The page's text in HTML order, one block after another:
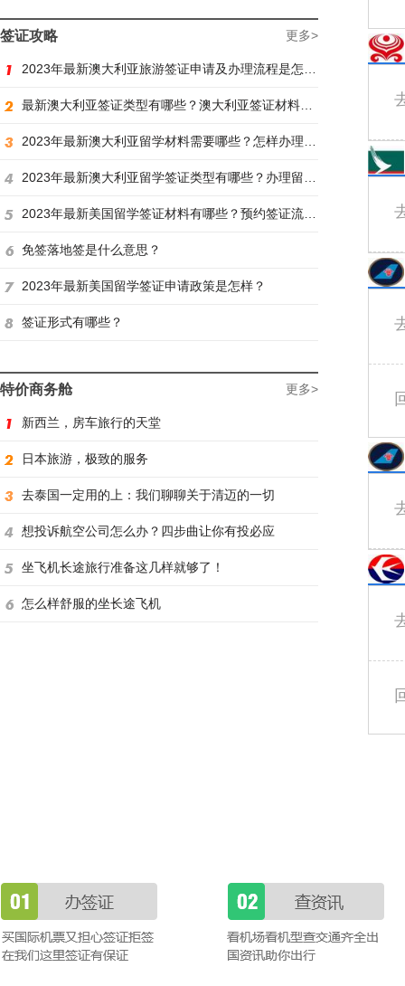
签证攻略 更多>
2023年最新澳大利亚旅游签证申请及办理流程是怎样？
最新澳大利亚签证类型有哪些？澳大利亚签证材料有哪些？
2023年最新澳大利亚留学材料需要哪些？怎样办理留学签证？
2023年最新澳大利亚留学签证类型有哪些？办理留学签证有什么要求？
2023年最新美国留学签证材料有哪些？预约签证流程是怎样？
免签落地签是什么意思？
2023年最新美国留学签证申请政策是怎样？
签证形式有哪些？
特价商务舱 更多>
新西兰，房车旅行的天堂
日本旅游，极致的服务
去泰国一定用的上：我们聊聊关于清迈的一切
想投诉航空公司怎么办？四步曲让你有投必应
坐飞机长途旅行准备这几样就够了！
怎么样舒服的坐长途飞机